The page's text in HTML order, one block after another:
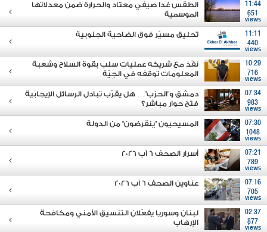
11:44
651
views
الطقس غدا صيفي معتاد والحرارة ضمن معدلاتها
الموسمية
11:11
440
views
تحليق مسيّر فوق الضاحية الجنوبية
10:29
716
views
نفّذ مع شريكه عمليات سلب بقوة السلاح وشعبة
المعلومات توقفه في الجِيّة
07:34
983
views
دمشق و"الحزب"… هل يقرّب تبادل الرسائل الإيجابية
فتح حوار مباشر؟
07:30
1048
views
المسيحيون "ينقرضون" من الدولة
07:21
789
views
أسرار الصحف 6 آب 2026
07:16
705
views
عناوين الصحف 6 آب 2026
02:37
877
views
لبنان وسوريا يفعّلان التنسيق الأمني ومكافحة
الإرهاب